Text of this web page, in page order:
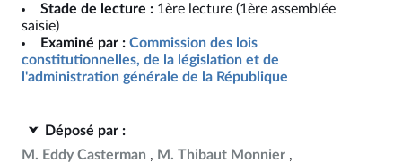
Stade de lecture : 1ère lecture (1ère assemblée
saisie)
Examiné par : Commission des lois
constitutionnelles, de la législation et de
l'administration générale de la République
Déposé par :
M. Eddy Casterman
M. Thibaut Monnier